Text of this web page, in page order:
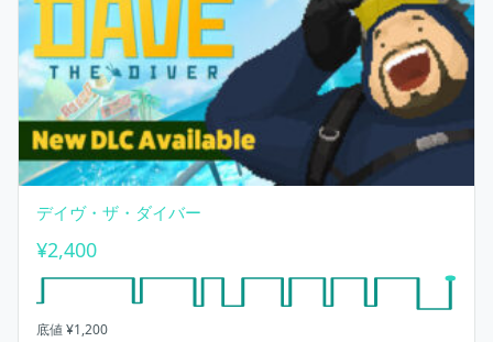
デイヴ・ザ・ダイバー
¥2,400
底値 ¥1,200